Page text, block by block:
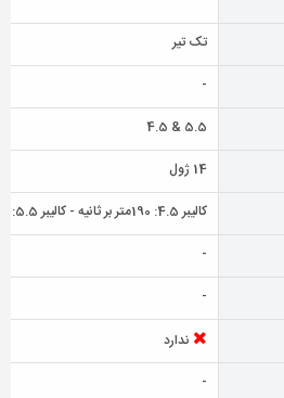
تک تیر
-
5.5 & 4.5
14 ژول
کالیبر 4.5: 190متر بر ثانیه - کالیبر 5.5: 130متر بر ثانیه
-
-
ندارد
-